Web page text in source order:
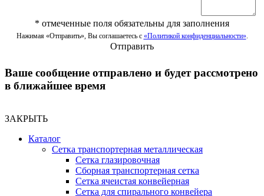
* отмеченные поля обязательны для заполнения
Нажимая «Отправить», Вы соглашаетесь с «Политикой конфиденциальности».
Отправить
Ваше сообщение отправлено и будет рассмотрено
в ближайшее время
ЗАКРЫТЬ
Каталог
Сетка транспортерная металлическая
Сетка глазировочная
Сборная транспортерная сетка
Сетка ячеистая конвейерная
Сетка для спирального конвейера